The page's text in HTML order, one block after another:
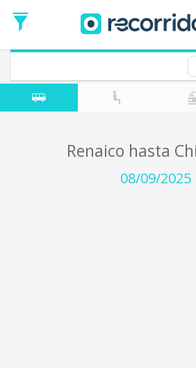
de
Ida
Vuelta (opcional)
Fecha
de
Renaico hasta
08/09/2025